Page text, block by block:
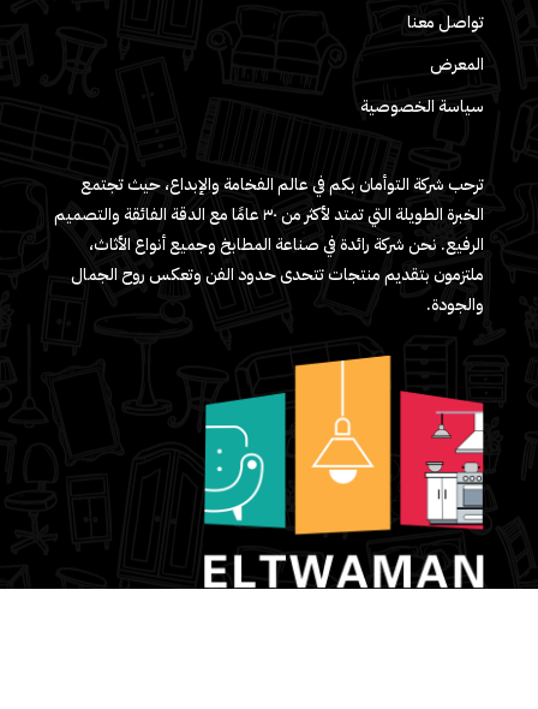
تواصل معنا
المعرض
سياسة الخصوصية
ترحب شركة التوأمان بكم في عالم الفخامة والإبداع، حيث تجتمع
الخبرة الطويلة التي تمتد لأكثر من ٣٠ عامًا مع الدقة الفائقة والتصميم
الرفيع. نحن شركة رائدة في صناعة المطابخ وجميع أنواع الأثاث،
ملتزمون بتقديم منتجات تتحدى حدود الفن وتعكس روح الجمال
والجودة.